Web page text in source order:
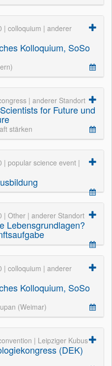
| colloquium | anderer
Kolloquium, SoSo
| anderer Standort
for Future und
stärken
| popular science event |
| Other | anderer Standort
Lebensgrundlagen?
| colloquium | anderer
Kolloquium, SoSo
(Weimar)
| Leipziger Kubus
(DEK)